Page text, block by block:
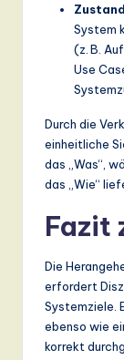
System
(z. B.
Use
Durch die
einheitliche
das „Was“,
das „Wie“
Fazit
Die
erfordert
Systemziele.
ebenso wie
korrekt